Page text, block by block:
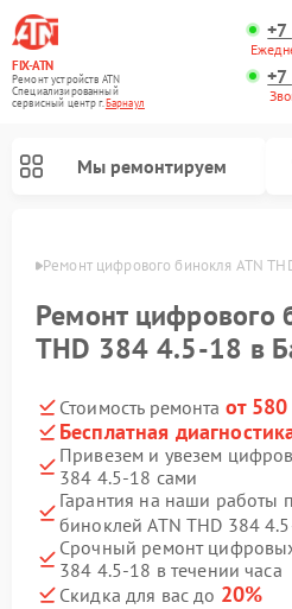
FIX-ATN
Ремонт устройств ATN
Специализированный
cервисный центр г.Барнаул
Мы ремонтируем
Ремонт цифрового бинокля ATN
Ремонт цифрового
THD 384 4.5-18 в
Стоимость ремонта от
Бесплатная
Привезем и увезем
384 4.5-18 сами
Гарантия на наши работы
биноклей ATN THD 384
Срочный ремонт
384 4.5-18 в течении часа
Скидка для вас до 20%